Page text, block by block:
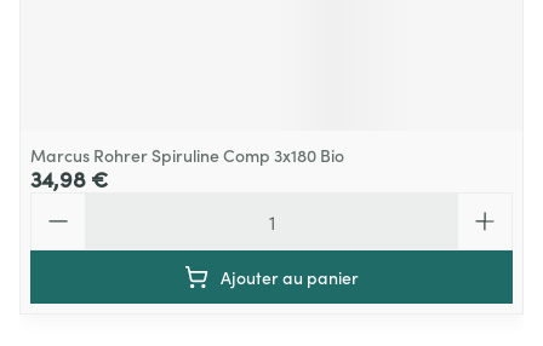
Marcus Rohrer Spiruline Comp 3x180 Bio
34,98 €
Ajouter au panier